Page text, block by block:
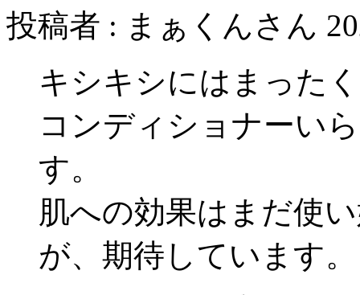
投稿者 : まぁくんさん
キシキシにはまった
コンディショナーい
す。
肌への効果はまだ使
が、期待しています。